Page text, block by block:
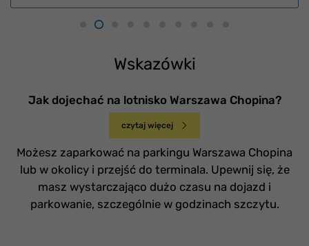
Wskazówki
Jak dojechać na lotnisko Warszawa Chopina?
czytaj więcej
Możesz zaparkować na parkingu Warszawa Chopina
lub w okolicy i przejść do terminala. Upewnij się, że
masz wystarczająco dużo czasu na dojazd i
parkowanie, szczególnie w godzinach szczytu.